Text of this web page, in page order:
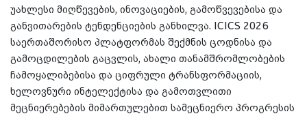
უახლესი მიღწევების, ინოვაციების, გამოწვევებისა და
განვითარების ტენდენციების განხილვა. ICICS 2026
საერთაშორისო პლატფორმას შექმნის ცოდნისა და
გამოცდილების გაცვლის, ახალი თანამშრომლობების
ჩამოყალიბებისა და ციფრული ტრანსფორმაციის,
ხელოვნური ინტელექტისა და გამოთვლითი
მეცნიერებების მიმართულებით სამეცნიერო პროგრესის